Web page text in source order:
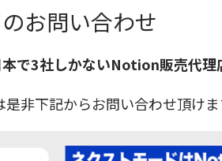
お問い合わせ
で3社しかないNotion販売代理
非下記からお問い合わせ頂けま